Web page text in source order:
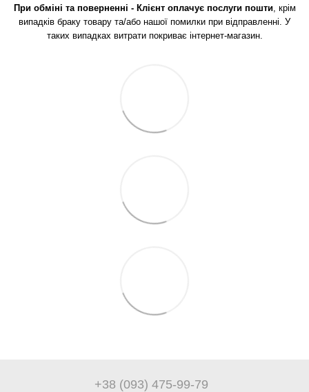
При обміні та поверненні - Клієнт оплачує послуги пошти, крім
випадків браку товару та/або нашої помилки при відправленні. У
таких випадках витрати покриває інтернет-магазин.
+38 (093) 475-99-79